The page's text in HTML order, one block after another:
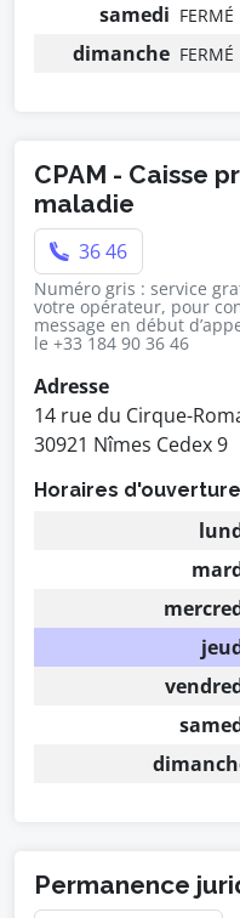
samedi FERMÉ
dimanche FERMÉ
CPAM - Caisse
maladie
36 46
Numéro gris : service
votre opérateur, pour
message en début
le +33 184 90 36 46
Adresse
14 rue du Cirque-
30921 Nîmes Cedex 9
Horaires d'ouverture
Permanence